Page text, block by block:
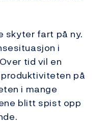
skyter fart på ny.
i
tid vil en
på
i mange
blitt spist opp